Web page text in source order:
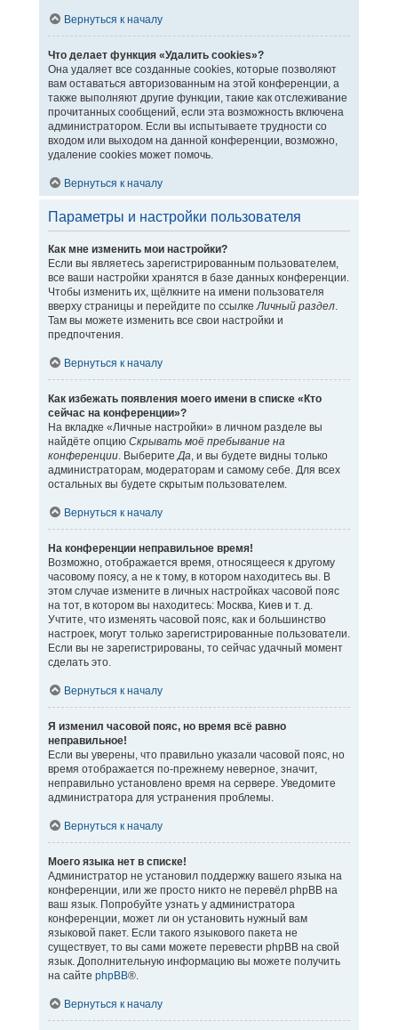
Вернуться к началу
Что делает функция «Удалить cookies»?
Она удаляет все созданные cookies, которые позволяют
вам оставаться авторизованным на этой конференции, а
также выполняют другие функции, такие как отслеживание
прочитанных сообщений, если эта возможность включена
администратором. Если вы испытываете трудности со
входом или выходом на данной конференции, возможно,
удаление cookies может помочь.
Вернуться к началу
Параметры и настройки пользователя
Как мне изменить мои настройки?
Если вы являетесь зарегистрированным пользователем,
все ваши настройки хранятся в базе данных конференции.
Чтобы изменить их, щёлкните на имени пользователя
вверху страницы и перейдите по ссылкеЛичный раздел.
Там вы можете изменить все свои настройки и
предпочтения.
Вернуться к началу
Как избежать появления моего имени в списке «Кто
сейчас на конференции»?
На вкладке «Личные настройки» в личном разделе вы
найдёте опцию Скрывать моё пребывание на
конференции. ВыберитеДа, и вы будете видны только
администраторам, модераторам и самому себе. Для всех
остальных вы будете скрытым пользователем.
Вернуться к началу
На конференции неправильное время!
Возможно, отображается время, относящееся к другому
часовому поясу, а не к тому, в котором находитесь вы. В
этом случае измените в личных настройках часовой пояс
на тот, в котором вы находитесь: Москва, Киев и т. д.
Учтите, что изменять часовой пояс, как и большинство
настроек, могут только зарегистрированные пользователи.
Если вы не зарегистрированы, то сейчас удачный момент
сделать это.
Вернуться к началу
Я изменил часовой пояс, но время всё равно
неправильное!
Если вы уверены, что правильно указали часовой пояс, но
время отображается по-прежнему неверное, значит,
неправильно установлено время на сервере. Уведомите
администратора для устранения проблемы.
Вернуться к началу
Моего языка нет в списке!
Администратор не установил поддержку вашего языка на
конференции, или же просто никто не перевёл phpBB на
ваш язык. Попробуйте узнать у администратора
конференции, может ли он установить нужный вам
языковой пакет. Если такого языкового пакета не
существует, то вы сами можете перевести phpBB на свой
язык. Дополнительную информацию вы можете получить
на сайте phpBB®.
Вернуться к началу